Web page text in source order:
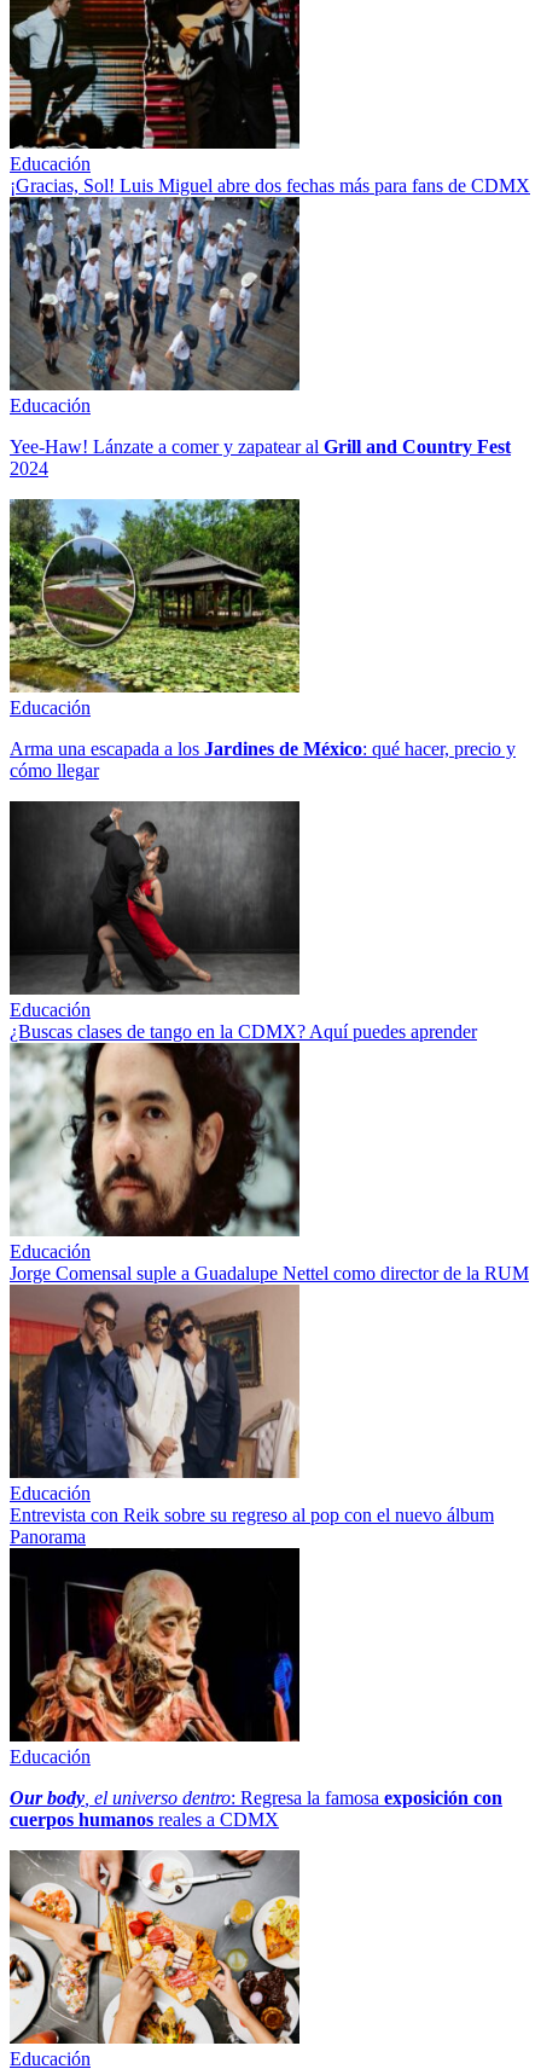
Educación
¡Gracias, Sol! Luis Miguel abre dos fechas más para fans de CDMX
Educación
Yee-Haw! Lánzate a comer y zapatear al Grill and Country Fest
2024
Educación
Arma una escapada a los Jardines de México: qué hacer, precio y
cómo llegar
Educación
¿Buscas clases de tango en la CDMX? Aquí puedes aprender
Educación
Jorge Comensal suple a Guadalupe Nettel como director de la RUM
Educación
Entrevista con Reik sobre su regreso al pop con el nuevo álbum
Panorama
Educación
Our body , el universo dentro: Regresa la famosa exposición con
cuerpos humanos reales a CDMX
Educación